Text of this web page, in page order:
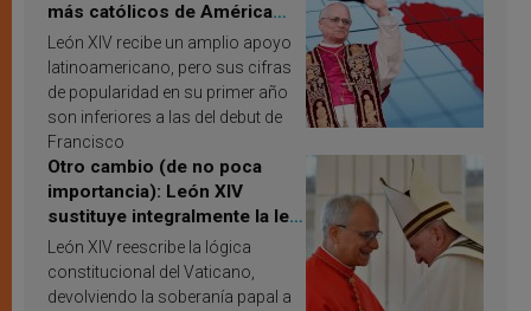
más católicos de América
Latina en 2026? Publican
resultados de investigación
León XIV recibe un amplio apoyo
latinoamericano, pero sus cifras
de popularidad en su primer año
son inferiores a las del debut de
Francisco
Otro cambio (de no poca
importancia): León XIV
sustituye integralmente la ley
vaticana de Papa Francisco
León XIV reescribe la lógica
constitucional del Vaticano,
devolviendo la soberanía papal a